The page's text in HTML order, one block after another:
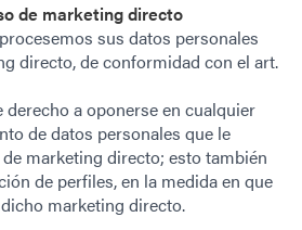
de marketing directo
sus datos personales
directo, de conformidad con el art.
derecho a oponerse en cualquier
de datos personales que le
marketing directo; esto también
de perfiles, en la medida en que
marketing directo.